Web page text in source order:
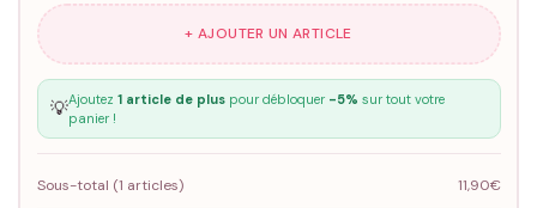
+ AJOUTER UN ARTICLE
💡Ajoutez 1 article de pluspour débloquer -5% sur tout votre
panier !
Sous-total (1 articles) 11,90€